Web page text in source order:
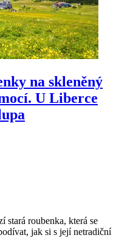
na skleněný
U Liberce
stará roubenka, která se
jak si s její netradiční